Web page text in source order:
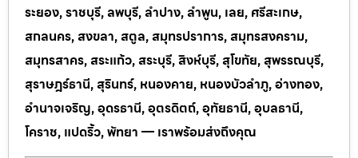
ระยอง, ราชบุรี, ลพบุรี, ลำปาง, ลำพูน, เลย, ศรีสะเกษ,
สกลนคร, สงขลา, สตูล, สมุทรปราการ, สมุทรสงคราม,
สมุทรสาคร, สระแก้ว, สระบุรี, สิงห์บุรี, สุโขทัย, สุพรรณบุรี,
สุราษฎร์ธานี, สุรินทร์, หนองคาย, หนองบัวลำภู, อ่างทอง,
อำนาจเจริญ, อุดรธานี, อุตรดิตถ์, อุทัยธานี, อุบลธานี,
โคราช, แปดริ้ว, พัทยา — เราพร้อมส่งถึงคุณ